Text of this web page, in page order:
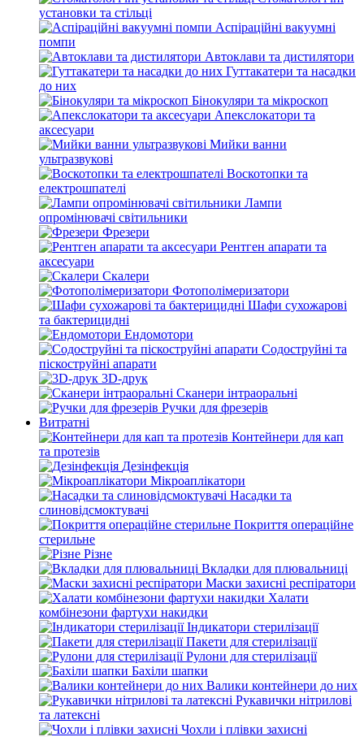
установки та стільці
Аспіраційні вакуумні
помпи
Автоклави та дистилятори
Гуттакатери та насадки
до них
Бінокуляри та мікроскоп
Апекслокатори та
аксесуари
Мийки ванни
ультразвукові
Воскотопки та
електрошпателі
Лампи
опромінювачі світильники
Фрезери
Рентген апарати та
аксесуари
Скалери
Фотополімеризатори
Шафи сухожарові
та бактерицидні
Ендомотори
Содоструйні та
піскоструйні апарати
3D-друк
Сканери інтраоральні
Ручки для фрезерів
Витратні
Контейнери для кап
та протезів
Дезінфекція
Мікроаплікатори
Насадки та
слиновідсмоктувачі
Покриття операційне
стерильне
Різне
Вкладки для плювальниці
Маски захисні респіратори
Халати
комбінезони фартухи накидки
Індикатори стерилізації
Пакети для стерилізації
Рулони для стерилізації
Бахіли шапки
Валики контейнери до них
Рукавички нітрилові
та латексні
Чохли і плівки захисні